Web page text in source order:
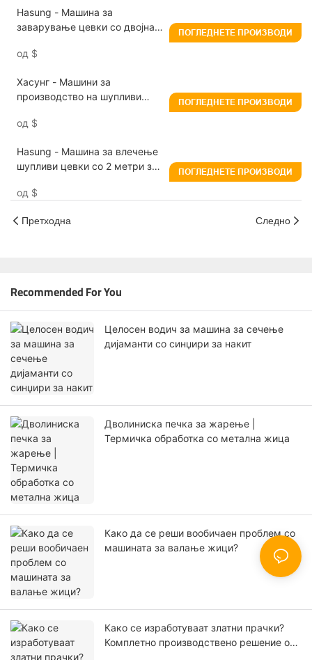
Hasung - Машина за
заварување цевки со двојна
од $
ПОГЛЕДНЕТЕ ПРОИЗВОДИ
Хасунг - Машини за
производство на шупливи
дијамантско сечење за
од $
ПОГЛЕДНЕТЕ ПРОИЗВОДИ
Hasung - Машина за влечење
шупливи цевки со 2 метри за
од $
ПОГЛЕДНЕТЕ ПРОИЗВОДИ
Претходна Следно
Recommended For You
Целосен водич за машина за сечење
дијаманти со синџири за накит
Дволиниска печка за жарење |
Термичка обработка со метална жица
Како да се реши вообичаен проблем со
машината за валање жици?
Како се изработуваат златни прачки?
Комплетно производствено решение од